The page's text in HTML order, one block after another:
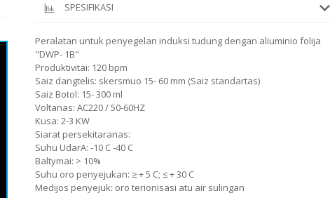
SPESIFIKASI
Peralatan untuk penyegelan induksi tudung dengan aliuminio folija
"DWP- 1B"
Produktivitai: 120 bpm
Saiz dangtelis: skersmuo 15- 60 mm (Saiz standartas)
Saiz Botol: 15- 300 ml
Voltanas: AC220 / 50-60HZ
Kusa: 2-3 KW
Siarat persekitaranas:
Suhu UdarA: -10 C -40 C
Baltymai: > 10%
Suhu oro penyejukan: ≥ + 5 C; ≤ + 30 C
Medijos penyejuk: oro terionisasi atu air sulingan